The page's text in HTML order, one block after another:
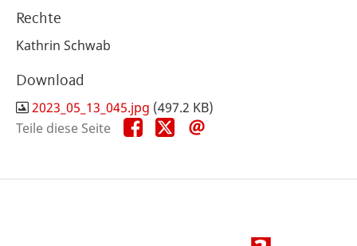
Rechte
Kathrin Schwab
Download
2023_05_13_045.jpg (497.2 KB)
Teile diese Seite
Teile
diese
Teile
diese